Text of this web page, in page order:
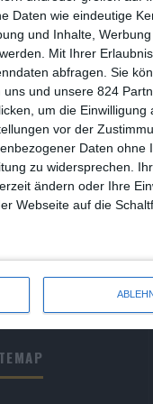
Daten wie eindeutige
und Inhalte,
Mit Ihrer
abfragen. Sie
und unsere 824
um die
vor der
Daten
zu widersprechen.
ändern oder Ihre
Webseite auf die